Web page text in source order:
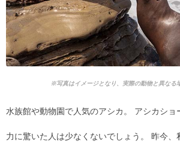
※写真はイメージとなり、実際の動物と異なる
水族館や動物園で人気のアシカ。 アシカショ
力に驚いた人は少なくないでしょう。 昨今、